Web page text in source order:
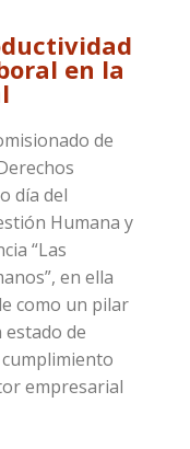
en la
de
día del
Humana y
“Las
en ella
como un pilar
de
empresarial